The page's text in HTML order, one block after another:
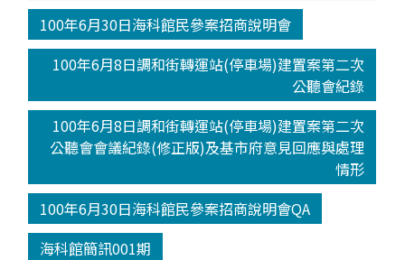
100年6月30日海科館民參案招商說明會
100年6月8日調和街轉運站(停車場)建置案第二次
公聽會紀錄
100年6月8日調和街轉運站(停車場)建置案第二次
公聽會會議紀錄(修正版)及基市府意見回應與處理
情形
100年6月30日海科館民參案招商說明會QA
海科館簡訊001期